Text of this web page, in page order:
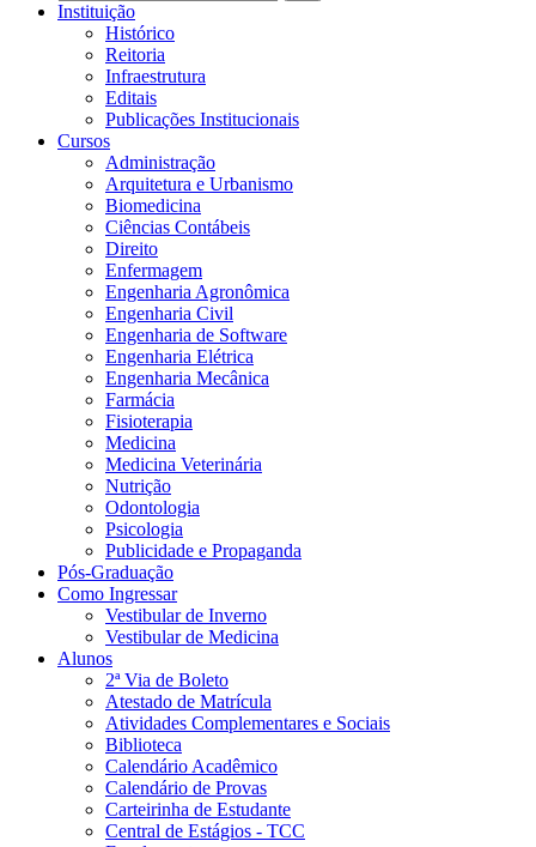
Instituição
Histórico
Reitoria
Infraestrutura
Editais
Publicações Institucionais
Cursos
Administração
Arquitetura e Urbanismo
Biomedicina
Ciências Contábeis
Direito
Enfermagem
Engenharia Agronômica
Engenharia Civil
Engenharia de Software
Engenharia Elétrica
Engenharia Mecânica
Farmácia
Fisioterapia
Medicina
Medicina Veterinária
Nutrição
Odontologia
Psicologia
Publicidade e Propaganda
Pós-Graduação
Como Ingressar
Vestibular de Inverno
Vestibular de Medicina
Alunos
2ª Via de Boleto
Atestado de Matrícula
Atividades Complementares e Sociais
Biblioteca
Calendário Acadêmico
Calendário de Provas
Carteirinha de Estudante
Central de Estágios - TCC